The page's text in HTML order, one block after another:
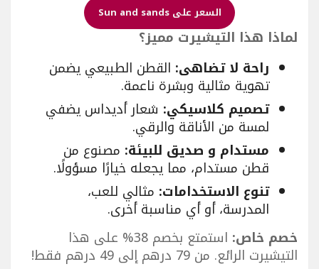
السعر على Sun and sands
لماذا هذا التيشيرت مميز؟
راحة لا تضاهى: القطن الطبيعي يضمن
تهوية مثالية وبشرة ناعمة.
تصميم كلاسيكي: شعار أديداس يضفي
لمسة من الأناقة والرقي.
مستدام و صديق للبيئة: مصنوع من
قطن مستدام، مما يجعله خيارًا مسؤولًا.
تنوع الاستخدامات: مثالي للعب،
المدرسة، أو أي مناسبة أخرى.
خصم خاص:
استمتع بخصم 38% على هذا
التيشيرت الرائع. من 79 درهم إلى 49 درهم فقط!